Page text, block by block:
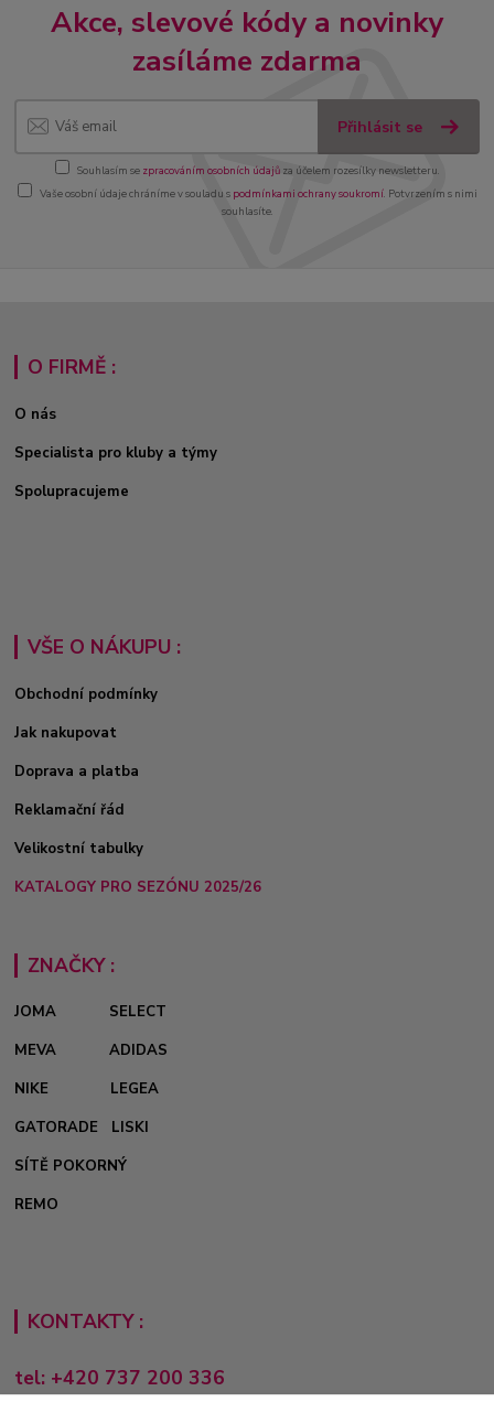
Akce, slevové kódy a novinky
zasíláme zdarma
Přihlásit se
Souhlasím se zpracováním osobních údajůza účelem rozesílky newsletteru.
Vaše osobní údaje chráníme v souladu s podmínkami ochrany soukromí. Potvrzením s nimi
souhlasíte.
O FIRMĚ :
O nás
Specialista pro kluby a týmy
Spolupracujeme
VŠE O NÁKUPU :
Obchodní podmínky
Jak nakupovat
Doprava a platba
Reklamační řád
Velikostní tabulky
KATALOGY PRO SEZÓNU 2025/26
ZNAČKY :
JOMA
SELECT
MEVA
ADIDAS
NIKE
LEGEA
GATORADE
LISKI
SÍTĚ POKORNÝ
REMO
KONTAKTY :
tel: +420 737 200 336